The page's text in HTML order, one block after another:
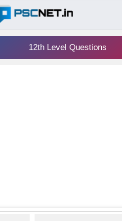
12th Level Questions